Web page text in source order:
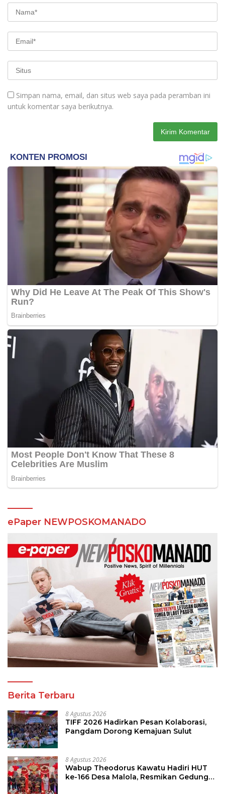
Simpan nama, email, dan situs web saya pada peramban ini
untuk komentar saya berikutnya.
ePaper NEWPOSKOMANADO
Berita Terbaru
8 Agustus 2026
TIFF 2026 Hadirkan Pesan Kolaborasi,
Pangdam Dorong Kemajuan Sulut
8 Agustus 2026
Wabup Theodorus Kawatu Hadiri HUT
ke-166 Desa Malola, Resmikan Gedung